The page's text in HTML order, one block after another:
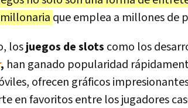
que emplea a millones de
losjuegos de slots como los
, han ganado popularidad
ofrecen gráficos
en favoritos entre los jugadores